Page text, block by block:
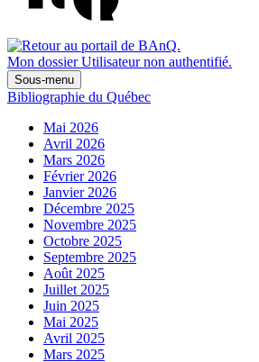
Mon dossier Utilisateur non authentifié.
Sous-menu
Bibliographie du Québec
Mai 2026
Avril 2026
Mars 2026
Février 2026
Janvier 2026
Décembre 2025
Novembre 2025
Octobre 2025
Septembre 2025
Août 2025
Juillet 2025
Juin 2025
Mai 2025
Avril 2025
Mars 2025